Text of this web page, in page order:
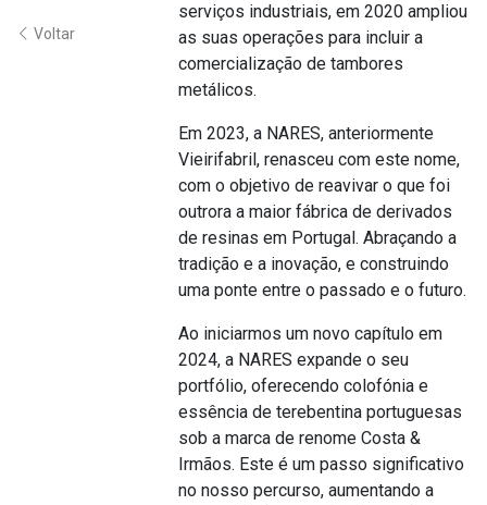
Voltar
serviços industriais, em 2020 ampliou
as suas operações para incluir a
comercialização de tambores
metálicos.
Em 2023, a NARES, anteriormente
Vieirifabril, renasceu com este nome,
com o objetivo de reavivar o que foi
outrora a maior fábrica de derivados
de resinas em Portugal. Abraçando a
tradição e a inovação, e construindo
uma ponte entre o passado e o futuro.
Ao iniciarmos um novo capítulo em
2024, a NARES expande o seu
portfólio, oferecendo colofónia e
essência de terebentina portuguesas
sob a marca de renome Costa &
Irmãos. Este é um passo significativo
no nosso percurso, aumentando a